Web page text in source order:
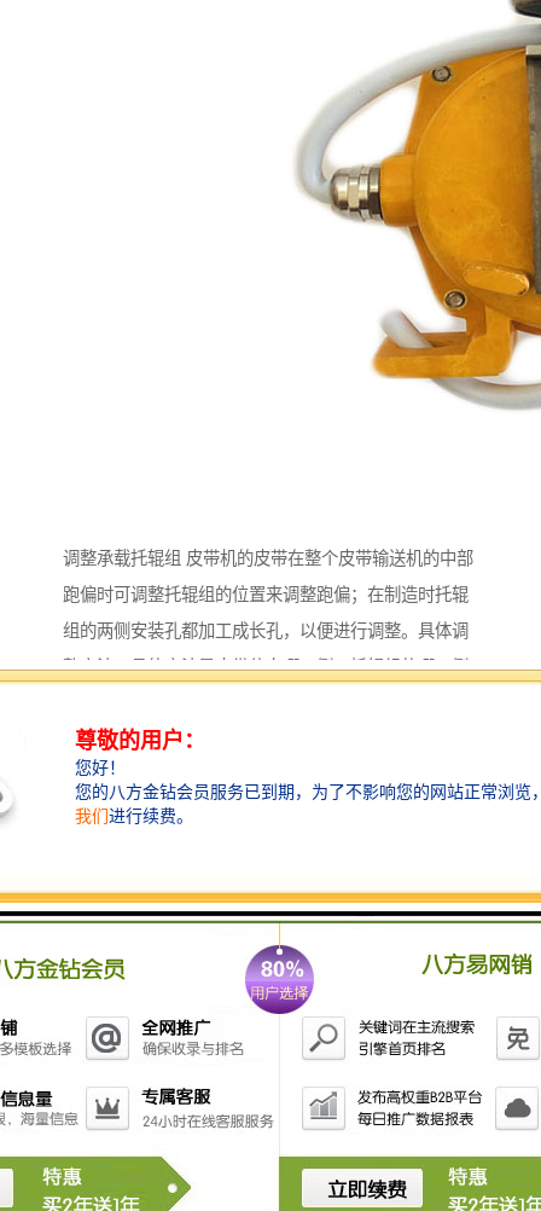
调整承载托辊组 皮带机的皮带在整个皮带输送机的中部
跑偏时可调整托辊组的位置来调整跑偏；在制造时托辊
组的两侧安装孔都加工成长孔，以便进行调整。具体调
整方法，具体方法是皮带偏向哪一侧，托辊组的哪一侧